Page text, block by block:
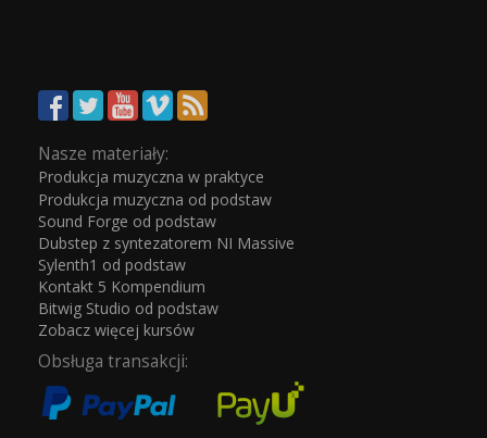
Nasze materiały:
Produkcja muzyczna w praktyce
Produkcja muzyczna od podstaw
Sound Forge od podstaw
Dubstep z syntezatorem NI Massive
Sylenth1 od podstaw
Kontakt 5 Kompendium
Bitwig Studio od podstaw
Zobacz więcej kursów
Obsługa transakcji: